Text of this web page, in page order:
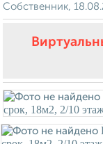
Собственник,